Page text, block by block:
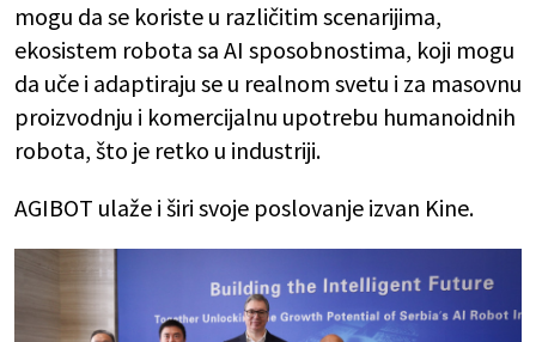
mogu da se koriste u različitim scenarijima,
ekosistem robota sa AI sposobnostima, koji mogu
da uče i adaptiraju se u realnom svetu i za masovnu
proizvodnju i komercijalnu upotrebu humanoidnih
robota, što je retko u industriji.
AGIBOT ulaže i širi svoje poslovanje izvan Kine.